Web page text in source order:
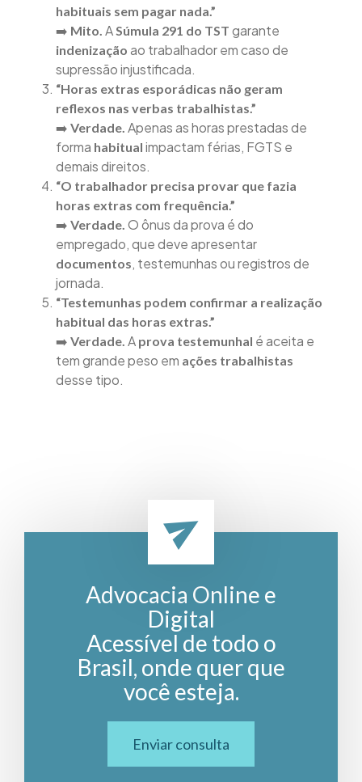
habituais sem pagar nada.”
➡️ Mito. ASúmula 291 do TST garante
indenização ao trabalhador em caso de
supressão injustificada.
“Horas extras esporádicas não geram
reflexos nas verbas trabalhistas.”
➡️ Verdade. Apenas as horas prestadas de
forma habitual impactam férias, FGTS e
demais direitos.
“O trabalhador precisa provar que fazia
horas extras com frequência.”
➡️ Verdade. O ônus da prova é do
empregado, que deve apresentar
documentos, testemunhas ou registros de
jornada.
“Testemunhas podem confirmar a realização
habitual das horas extras.”
➡️ Verdade. A prova testemunhal é aceita e
tem grande peso em ações trabalhistas
desse tipo.
Advocacia Online e
Digital
Acessível de todo o
Brasil, onde quer que
você esteja.
Enviar consulta